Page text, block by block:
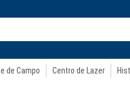
de Campo Centro de Lazer